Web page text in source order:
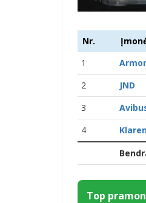
Nr.
1
2
JND
3
4
Top